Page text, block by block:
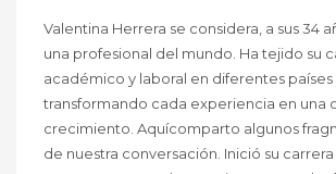
Valentina Herrera se considera, a sus 34
una profesional del mundo. Ha tejido su
académico y laboral en diferentes países
transformando cada experiencia en una
crecimiento. Aquícomparto algunos
de nuestra conversación. Inició su